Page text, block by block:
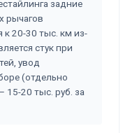
задние
рычагов
20-30 тыс. км из-
стук при
увод
(отдельно
15-20 тыс. руб. за